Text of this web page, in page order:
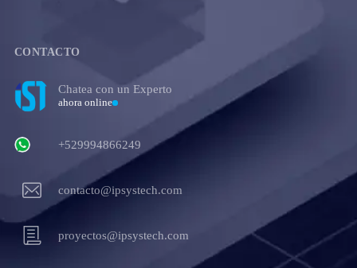
CONTACTO
Chatea con un Experto
ahora online
+529994866249
contacto@ipsystech.com
proyectos@ipsystech.com